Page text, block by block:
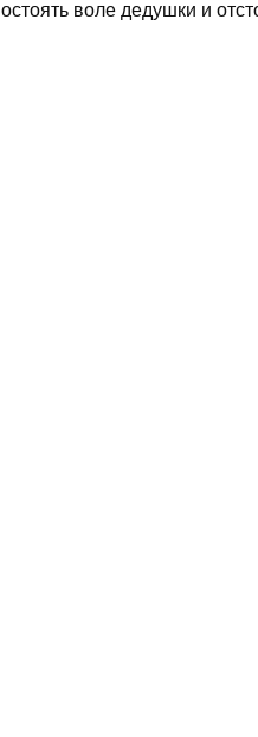
воле дедушки и